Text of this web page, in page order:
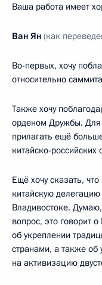
Ваша работа имеет
Ван Ян (как
Во-первых, хочу
относительно
Также хочу
орденом Дружбы. Для
прилагать ещё
китайско-российских
Ещё хочу сказать,
китайскую
Владивостоке.
вопрос, это говорит
об укреплении
странами, а также об
на активизацию